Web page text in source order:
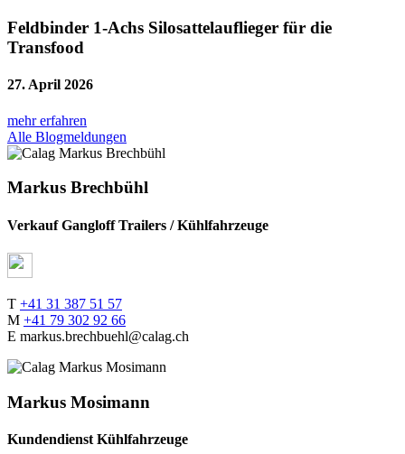
Feldbinder 1-Achs Silosattelauflieger für die
Transfood
27. April 2026
mehr erfahren
Alle Blogmeldungen
Markus Brechbühl
Verkauf Gangloff Trailers / Kühlfahrzeuge
T +41 31 387 51 57
M +41 79 302 92 66
E markus.brechbuehl@calag.ch
Markus Mosimann
Kundendienst Kühlfahrzeuge